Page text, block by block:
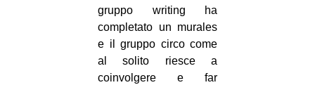
gruppo writing ha
completato un murales
e il gruppo circo come
al solito riesce a
coinvolgere e far